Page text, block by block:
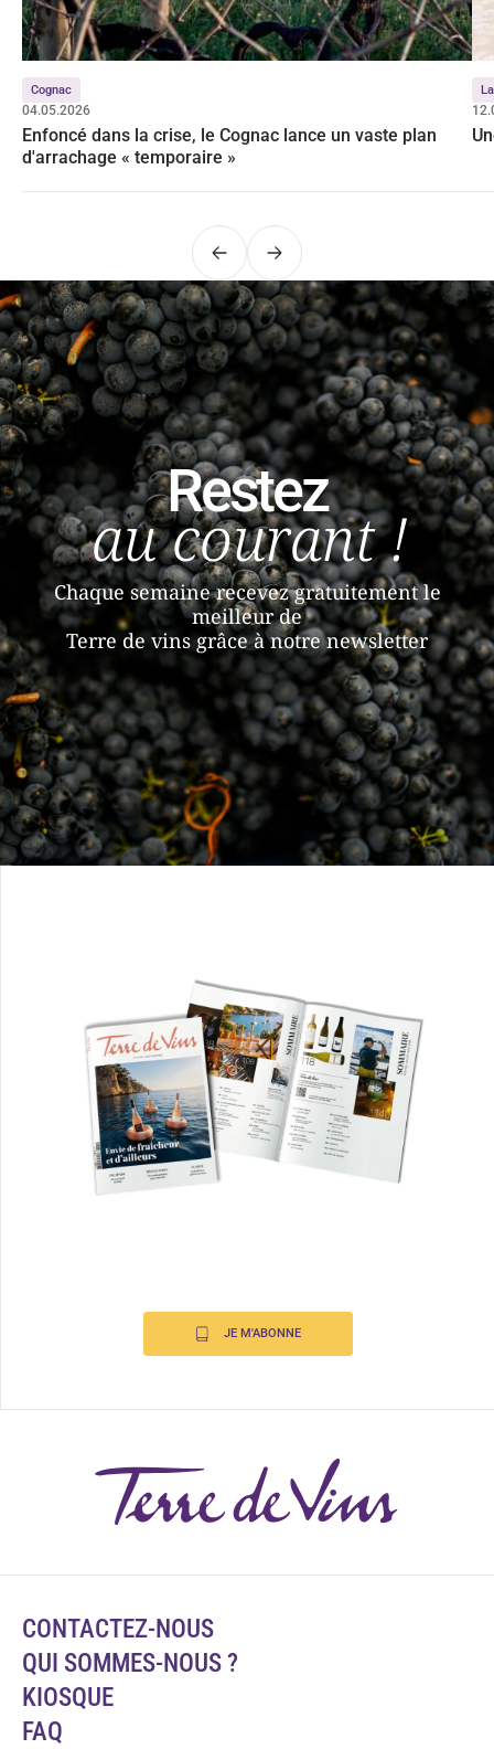
Cognac
04.05.2026
Enfoncé dans la crise, le Cognac lance un vaste plan
d'arrachage « temporaire »
PrécédentSuivant
Restez
au courant !
Chaque semaine recevez gratuitement le
meilleur de
Terre de vins grâce à notre newsletter
JE M'ABONNE
CONTACTEZ-NOUS
QUI SOMMES-NOUS ?
KIOSQUE
FAQ